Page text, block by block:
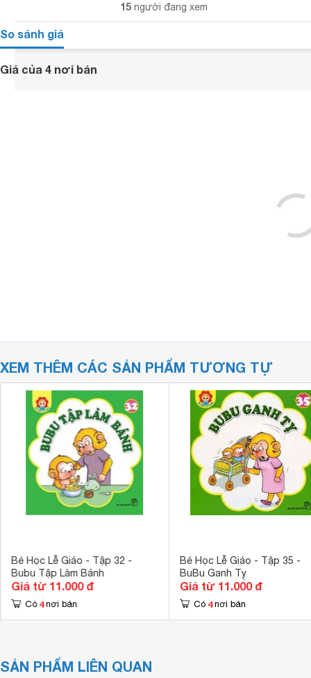
15 người đang xem
So sánh giá
Giá của 4 nơi bán
XEM THÊM CÁC SẢN PHẨM TƯƠNG TỰ
Bé Học Lễ Giáo - Tập 32 -
Bubu Tập Làm Bánh
Giá từ 11.000 đ
Có 4 nơi bán
Bé Học Lễ Giáo - Tập 35 -
BuBu Ganh Tỵ
Giá từ 11.000 đ
Có 4 nơi bán
SẢN PHẨM LIÊN QUAN